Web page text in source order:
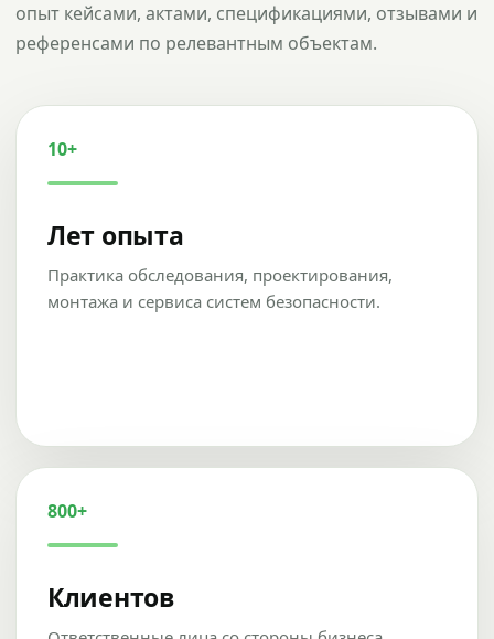
опыт кейсами, актами, спецификациями, отзывами и
референсами по релевантным объектам.
10+
Лет опыта
Практика обследования, проектирования,
монтажа и сервиса систем безопасности.
800+
Клиентов